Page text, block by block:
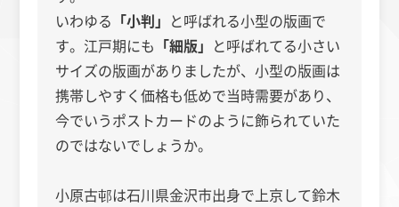
いわゆる 「小判」 と呼ばれる小型の版画で
す。江戸期にも 「細版」 と呼ばれてる小さい
サイズの版画がありましたが、小型の版画は
携帯しやすく価格も低めで当時需要があり、
今でいうポストカードのように飾られていた
のではないでしょうか。
小原古邨は石川県金沢市出身で上京して鈴木